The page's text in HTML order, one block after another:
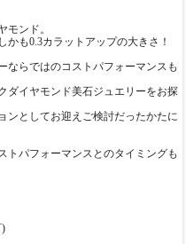
モンド。
も0.3カラットアップの大きさ！
ならではのコストパフォーマンスも
ダイヤモンド美石ジュエリーをお探
ンとしてお迎えご検討だったかたに
トパフォーマンスとのタイミングも
)